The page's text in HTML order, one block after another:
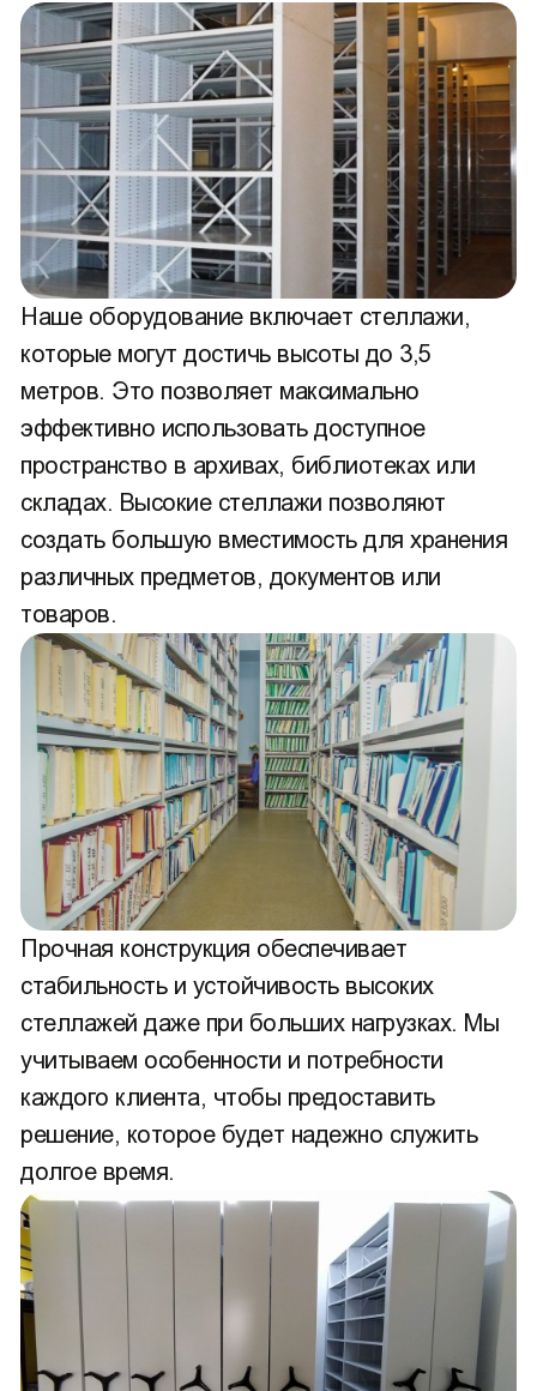
Наше оборудование включает стеллажи,
которые могут достичь высоты до 3,5
метров. Это позволяет максимально
эффективно использовать доступное
пространство в архивах, библиотеках или
складах. Высокие стеллажи позволяют
создать большую вместимость для хранения
различных предметов, документов или
товаров.
Прочная конструкция обеспечивает
стабильность и устойчивость высоких
стеллажей даже при больших нагрузках. Мы
учитываем особенности и потребности
каждого клиента, чтобы предоставить
решение, которое будет надежно служить
долгое время.